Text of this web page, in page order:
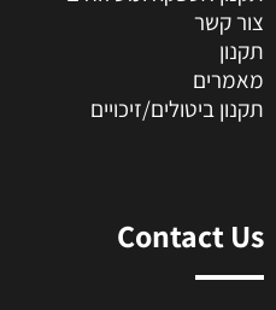
צור קשר
תקנון
מאמרים
תקנון ביטולים/זיכויים
Contact Us